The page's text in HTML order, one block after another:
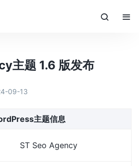
主题 1.6 版发布
09-13
主题信息
ST Seo Agency